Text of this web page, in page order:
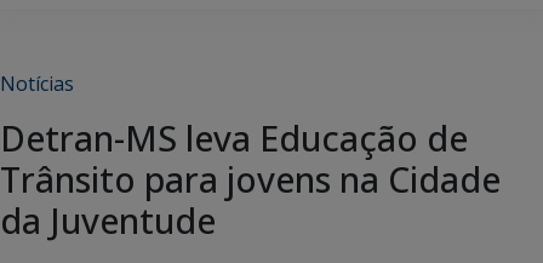
Notícias
Detran-MS leva Educação de
Trânsito para jovens na Cidade
da Juventude